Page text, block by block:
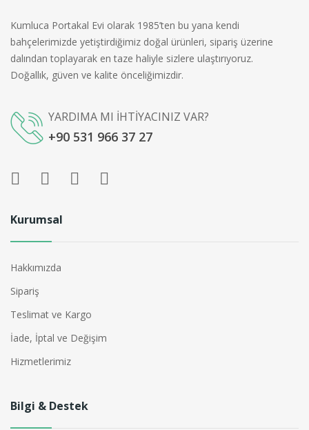
Kumluca Portakal Evi olarak 1985’ten bu yana kendi
bahçelerimizde yetiştirdiğimiz doğal ürünleri, sipariş üzerine
dalından toplayarak en taze haliyle sizlere ulaştırıyoruz.
Doğallık, güven ve kalite önceliğimizdir.
YARDIMA MI İHTİYACINIZ VAR?
+90 531 966 37 27
Kurumsal
Hakkımızda
Sipariş
Teslimat ve Kargo
İade, İptal ve Değişim
Hizmetlerimiz
Bilgi & Destek